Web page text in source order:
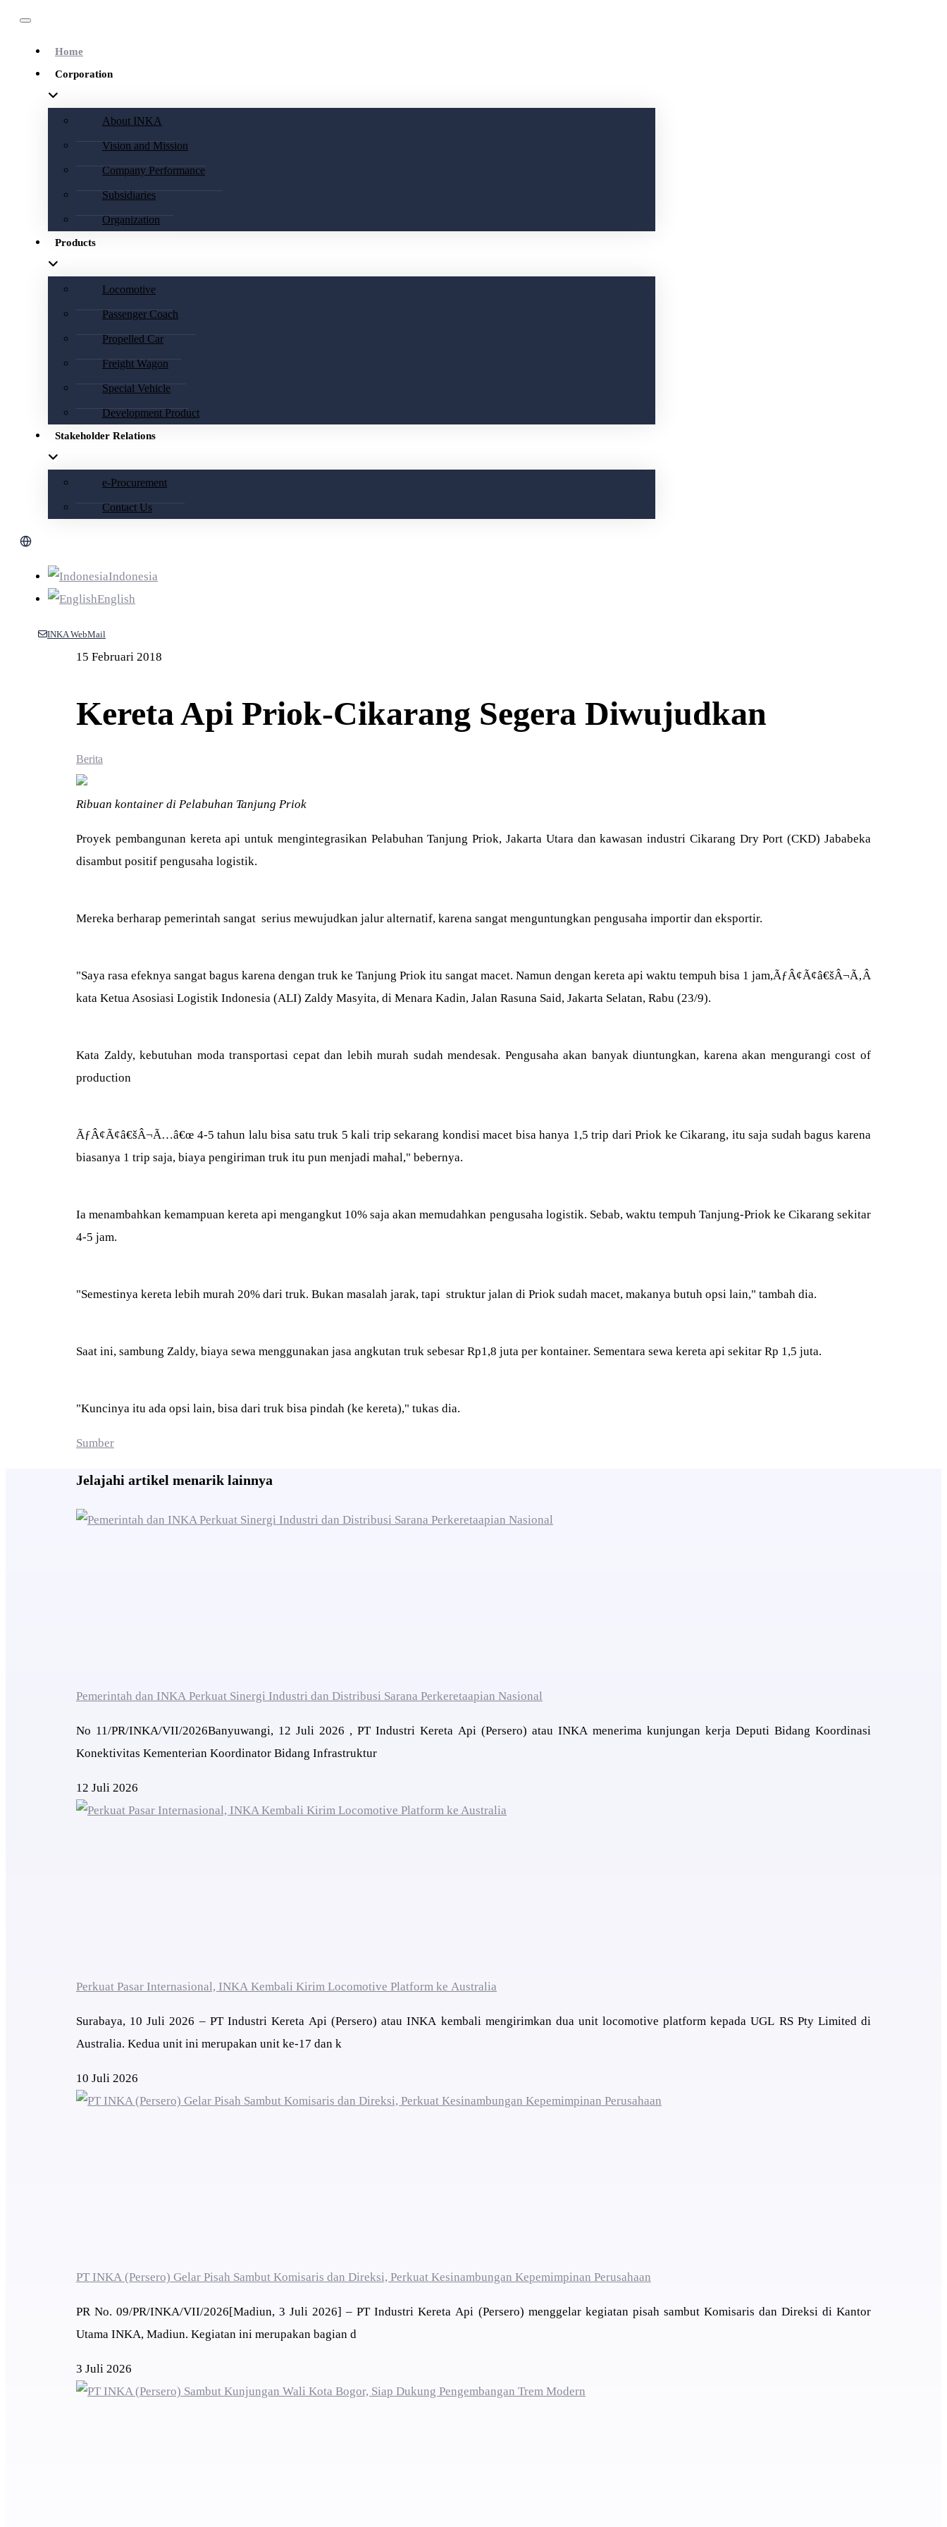
Home
Corporation
About INKA
Vision and Mission
Company Performance
Subsidiaries
Organization
Products
Locomotive
Passenger Coach
Propelled Car
Freight Wagon
Special Vehicle
Development Product
Stakeholder Relations
e-Procurement
Contact Us
Indonesia
English
INKA WebMail
15 Februari 2018
Kereta Api Priok-Cikarang Segera Diwujudkan
Berita
Ribuan kontainer di Pelabuhan Tanjung Priok
Proyek pembangunan kereta api untuk mengintegrasikan Pelabuhan Tanjung Priok, Jakarta Utara dan kawasan industri Cikarang Dry Port (CKD) Jababeka
disambut positif pengusaha logistik.
Mereka berharap pemerintah sangat serius mewujudkan jalur alternatif, karena sangat menguntungkan pengusaha importir dan eksportir.
"Saya rasa efeknya sangat bagus karena dengan truk ke Tanjung Priok itu sangat macet. Namun dengan kereta api waktu tempuh bisa 1 jam,ÃƒÂ¢Ã¢â€šÂ¬Ã‚Â
kata Ketua Asosiasi Logistik Indonesia (ALI) Zaldy Masyita, di Menara Kadin, Jalan Rasuna Said, Jakarta Selatan, Rabu (23/9).
Kata Zaldy, kebutuhan moda transportasi cepat dan lebih murah sudah mendesak. Pengusaha akan banyak diuntungkan, karena akan mengurangi cost of
production
ÃƒÂ¢Ã¢â€šÂ¬Ã…â€œ 4-5 tahun lalu bisa satu truk 5 kali trip sekarang kondisi macet bisa hanya 1,5 trip dari Priok ke Cikarang, itu saja sudah bagus karena
biasanya 1 trip saja, biaya pengiriman truk itu pun menjadi mahal," bebernya.
Ia menambahkan kemampuan kereta api mengangkut 10% saja akan memudahkan pengusaha logistik. Sebab, waktu tempuh Tanjung-Priok ke Cikarang sekitar
4-5 jam.
"Semestinya kereta lebih murah 20% dari truk. Bukan masalah jarak, tapi struktur jalan di Priok sudah macet, makanya butuh opsi lain," tambah dia.
Saat ini, sambung Zaldy, biaya sewa menggunakan jasa angkutan truk sebesar Rp1,8 juta per kontainer. Sementara sewa kereta api sekitar Rp 1,5 juta.
"Kuncinya itu ada opsi lain, bisa dari truk bisa pindah (ke kereta)," tukas dia.
Sumber
Jelajahi artikel menarik lainnya
Pemerintah dan INKA Perkuat Sinergi Industri dan Distribusi Sarana Perkeretaapian Nasional
No 11/PR/INKA/VII/2026Banyuwangi, 12 Juli 2026 , PT Industri Kereta Api (Persero) atau INKA menerima kunjungan kerja Deputi Bidang Koordinasi
Konektivitas Kementerian Koordinator Bidang Infrastruktur
12 Juli 2026
Perkuat Pasar Internasional, INKA Kembali Kirim Locomotive Platform ke Australia
Surabaya, 10 Juli 2026 – PT Industri Kereta Api (Persero) atau INKA kembali mengirimkan dua unit locomotive platform kepada UGL RS Pty Limited di
Australia. Kedua unit ini merupakan unit ke-17 dan k
10 Juli 2026
PT INKA (Persero) Gelar Pisah Sambut Komisaris dan Direksi, Perkuat Kesinambungan Kepemimpinan Perusahaan
PR No. 09/PR/INKA/VII/2026[Madiun, 3 Juli 2026] – PT Industri Kereta Api (Persero) menggelar kegiatan pisah sambut Komisaris dan Direksi di Kantor
Utama INKA, Madiun. Kegiatan ini merupakan bagian d
3 Juli 2026